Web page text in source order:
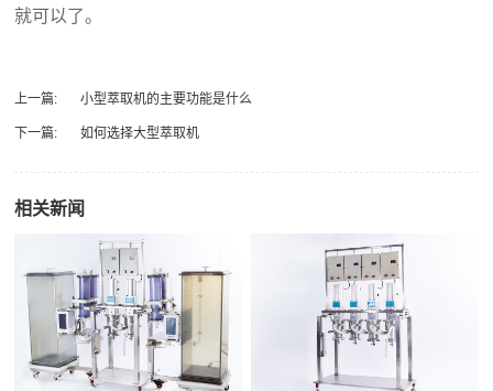
就可以了。
上一篇: 小型萃取机的主要功能是什么
下一篇: 如何选择大型萃取机
相关新闻